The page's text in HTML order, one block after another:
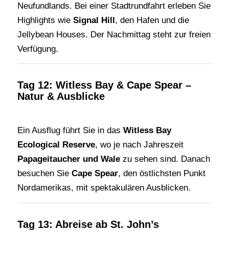
Neufundlands. Bei einer Stadtrundfahrt erleben Sie
Highlights wie Signal Hill, den Hafen und die
Jellybean Houses. Der Nachmittag steht zur freien
Verfügung.
Tag 12: Witless Bay & Cape Spear –
Natur & Ausblicke
Ein Ausflug führt Sie in das Witless Bay
Ecological Reserve, wo je nach Jahreszeit
Papageitaucher und Walezu sehen sind. Danach
besuchen Sie Cape Spear, den östlichsten Punkt
Nordamerikas, mit spektakulären Ausblicken.
Tag 13: Abreise ab St. John’s